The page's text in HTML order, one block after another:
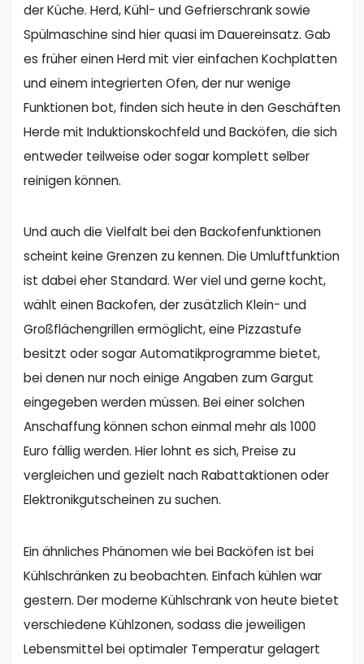
der Küche. Herd, Kühl- und Gefrierschrank sowie
Spülmaschine sind hier quasi im Dauereinsatz. Gab
es früher einen Herd mit vier einfachen Kochplatten
und einem integrierten Ofen, der nur wenige
Funktionen bot, finden sich heute in den Geschäften
Herde mit Induktionskochfeld und Backöfen, die sich
entweder teilweise oder sogar komplett selber
reinigen können.
Und auch die Vielfalt bei den Backofenfunktionen
scheint keine Grenzen zu kennen. Die Umluftfunktion
ist dabei eher Standard. Wer viel und gerne kocht,
wählt einen Backofen, der zusätzlich Klein- und
Großflächengrillen ermöglicht, eine Pizzastufe
besitzt oder sogar Automatikprogramme bietet,
bei denen nur noch einige Angaben zum Gargut
eingegeben werden müssen. Bei einer solchen
Anschaffung können schon einmal mehr als 1000
Euro fällig werden. Hier lohnt es sich, Preise zu
vergleichen und gezielt nach Rabattaktionen oder
Elektronikgutscheinen zu suchen.
Ein ähnliches Phänomen wie bei Backöfen ist bei
Kühlschränken zu beobachten. Einfach kühlen war
gestern. Der moderne Kühlschrank von heute bietet
verschiedene Kühlzonen, sodass die jeweiligen
Lebensmittel bei optimaler Temperatur gelagert